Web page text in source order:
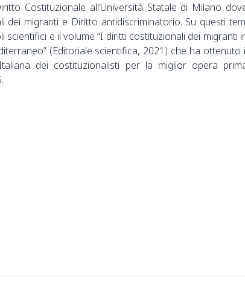
Costituzionale all’Università Statale di Milano
dei migranti e Diritto antidiscriminatorio. Su questi
scientifici e il volume “I diritti costituzionali dei migranti
(Editoriale scientifica, 2021) che ha ottenuto
Italiana dei costituzionalisti per la miglior opera